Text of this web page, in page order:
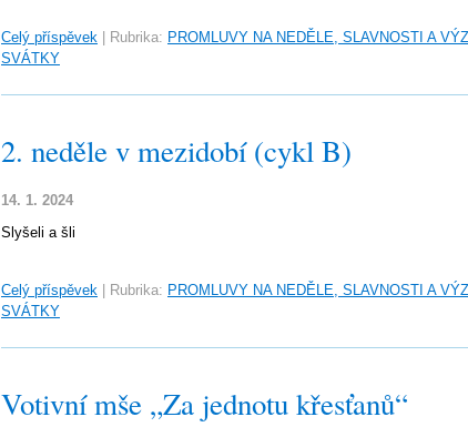
Celý příspěvek Rubrika: PROMLUVY NA NEDĚLE, SLAVNOSTI A
SVÁTKY
2. neděle v mezidobí (cykl B)
14. 1. 2024
Slyšeli a šli
Celý příspěvek Rubrika: PROMLUVY NA NEDĚLE, SLAVNOSTI A
SVÁTKY
Votivní mše „Za jednotu křesťanů“